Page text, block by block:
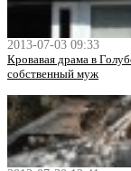
2013-07-03 09:33
Кровавая драма в
собственный муж